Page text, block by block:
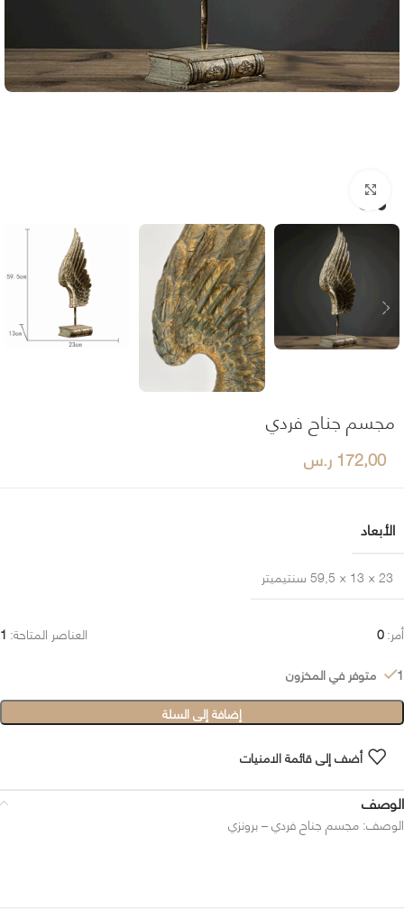
مجسم جناح فردي
172,00ر.س
الأبعاد
23 × 13 × 59,5 سنتيميتر
أمر:0 العناصر المتاحة: 1
1 متوفر في المخزون
إضافة إلى السلة
أضف إلى قائمة الامنيات
الوصف
الوصف: مجسم جناح فردي – برونزي